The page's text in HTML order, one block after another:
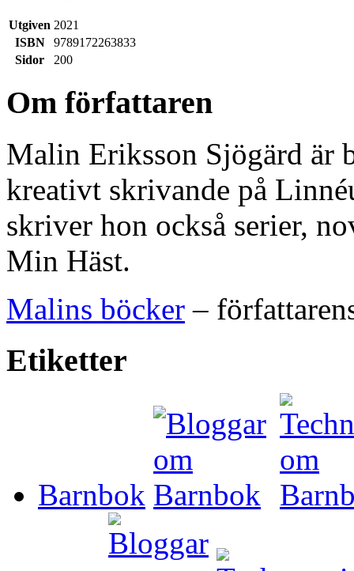
Utgiven 2021
ISBN
9789172263833
Sidor
200
Om författaren
Malin Eriksson Sjögärd är
kreativt skrivande på
skriver hon också serier,
Min Häst.
Malins böcker –
Etiketter
Barnbok